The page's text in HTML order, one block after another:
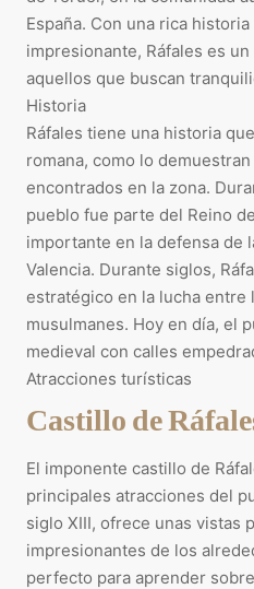
España. Con una rica
impresionante, Ráfales es
aquellos que buscan
Historia
Ráfales tiene una historia
romana, como lo
encontrados en la zona.
pueblo fue parte del Reino
importante en la defensa de
Valencia. Durante siglos,
estratégico en la lucha
musulmanes. Hoy en día, el
medieval con calles
Atracciones turísticas
Castillo de
El imponente castillo de
principales atracciones del
siglo XIII, ofrece unas vistas
impresionantes de los
perfecto para aprender